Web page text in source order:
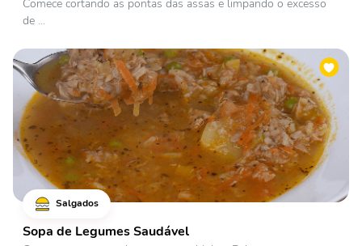
Comece cortando as pontas das assas e limpando o excesso
de ...
Salgados
Sopa de Legumes Saudável